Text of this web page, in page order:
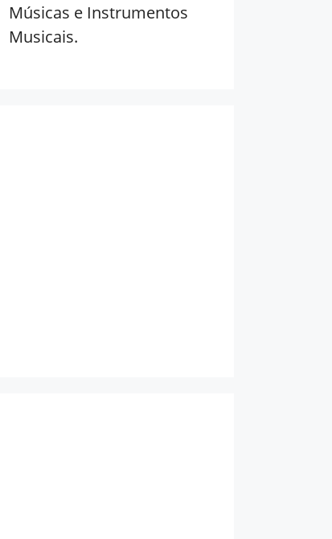
Músicas e Instrumentos
Musicais.